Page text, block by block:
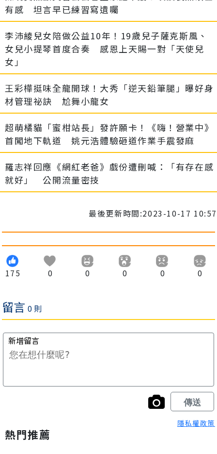
有感 坦言早已練習寫遺囑
李沛綾兒女陪做公益10年！19歲兒子薩克斯風、
女兒小提琴首度合奏 感恩上天賜一對「天使兒
女」
王彩樺挺味全龍開球！大秀「逆天鉛筆腿」曝好身
材管理祕訣 尬舞小龍女
超萌橘貓「蜜柑站長」發許願卡！《嗨！營業中》
首闖地下軌道 姚元浩體驗砸道作業手震發麻
羅志祥回應《網紅老爸》戲份遭刪喊：「有存在感
就好」 公開流量密技
最後更新時間:2023-10-17 10:57
175 0 0 0 0 0
隱私權政策
熱門推薦